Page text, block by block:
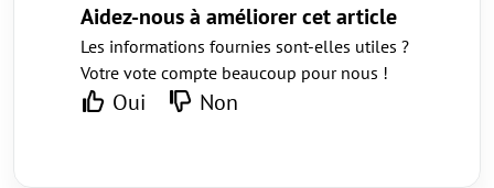
Aidez-nous à améliorer cet article
Les informations fournies sont-elles utiles ?
Votre vote compte beaucoup pour nous !
Oui Non